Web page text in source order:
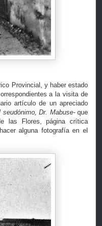
Provincial, y haber estado
a la visita de
artículo de un apreciado
Dr. Mabuse-que
las Flores, página crítica
alguna fotografía en el